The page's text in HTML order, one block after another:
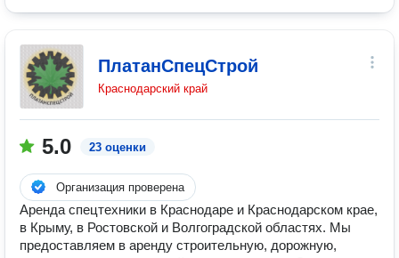
ПлатанСпецСтрой
Краснодарский край
5.0 23 оценки
Организация проверена
Аренда спецтехники в Краснодаре и Краснодарском крае,
в Крыму, в Ростовской и Волгоградской областях. Мы
предоставляем в аренду строительную, дорожную,